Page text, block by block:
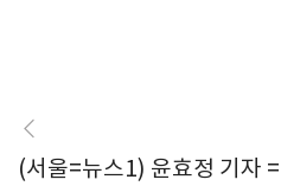
(서울=뉴스1) 윤효정 기자